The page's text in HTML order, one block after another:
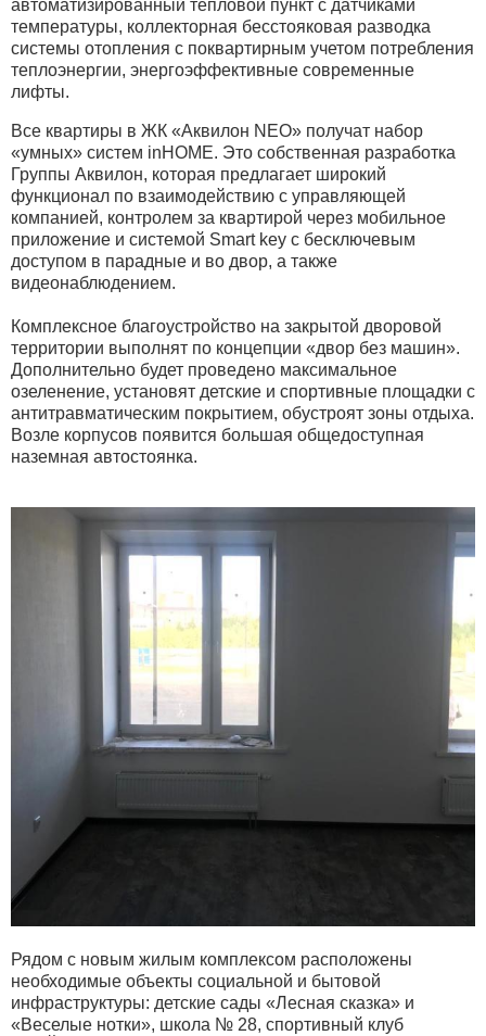
автоматизированный тепловой пункт с датчиками
температуры, коллекторная бесстояковая разводка
системы отопления с поквартирным учетом потребления
теплоэнергии, энергоэффективные современные
лифты.
Все квартиры в ЖК «Аквилон NEO» получат набор
«умных» систем inHOME. Это собственная разработка
Группы Аквилон, которая предлагает широкий
функционал по взаимодействию с управляющей
компанией, контролем за квартирой через мобильное
приложение и системой Smart key с бесключевым
доступом в парадные и во двор, а также
видеонаблюдением.
Комплексное благоустройство на закрытой дворовой
территории выполнят по концепции «двор без машин».
Дополнительно будет проведено максимальное
озеленение, установят детские и спортивные площадки с
антитравматическим покрытием, обустроят зоны отдыха.
Возле корпусов появится большая общедоступная
наземная автостоянка.
Рядом с новым жилым комплексом расположены
необходимые объекты социальной и бытовой
инфраструктуры: детские сады «Лесная сказка» и
«Веселые нотки», школа № 28, спортивный клуб